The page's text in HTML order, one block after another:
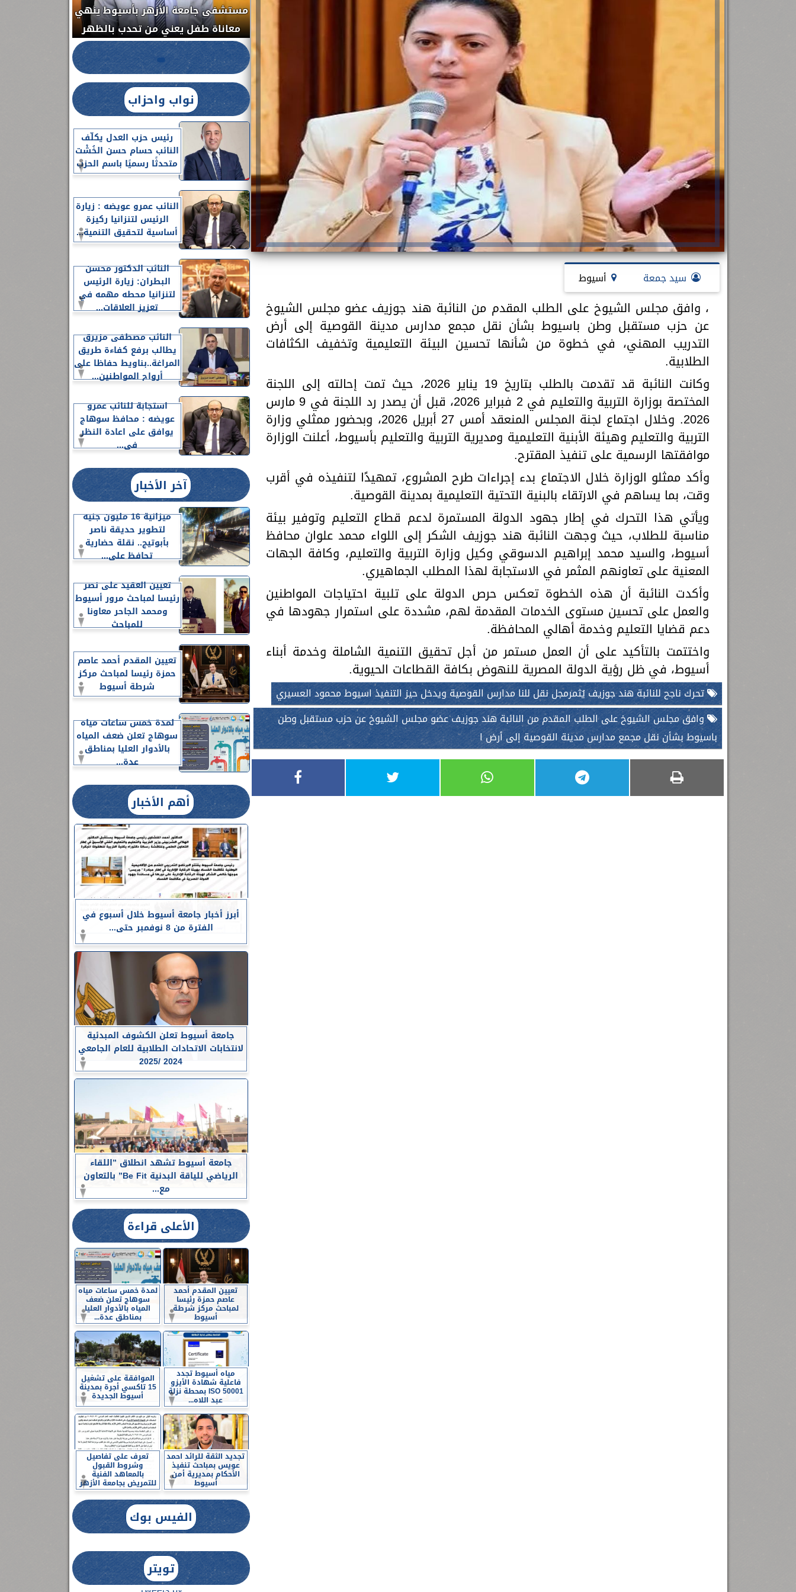
سيد جمعة أسيوط
، وافق مجلس الشيوخ على الطلب المقدم من النائبة هند جوزيف عضو مجلس الشيوخ
عن حزب مستقبل وطن باسيوط بشأن نقل مجمع مدارس مدينة القوصية إلى أرض
التدريب المهني، في خطوة من شأنها تحسين البيئة التعليمية وتخفيف الكثافات
الطلابية.
وكانت النائبة قد تقدمت بالطلب بتاريخ 19 يناير 2026، حيث تمت إحالته إلى اللجنة
المختصة بوزارة التربية والتعليم في 2 فبراير 2026، قبل أن يصدر رد اللجنة في 9 مارس
2026. وخلال اجتماع لجنة المجلس المنعقد أمس 27 أبريل 2026، وبحضور ممثلي وزارة
التربية والتعليم وهيئة الأبنية التعليمية ومديرية التربية والتعليم بأسيوط، أعلنت الوزارة
موافقتها الرسمية على تنفيذ المقترح.
وأكد ممثلو الوزارة خلال الاجتماع بدء إجراءات طرح المشروع، تمهيدًا لتنفيذه في أقرب
وقت، بما يساهم في الارتقاء بالبنية التحتية التعليمية بمدينة القوصية.
ويأتي هذا التحرك في إطار جهود الدولة المستمرة لدعم قطاع التعليم وتوفير بيئة
مناسبة للطلاب، حيث وجهت النائبة هند جوزيف الشكر إلى اللواء محمد علوان محافظ
أسيوط، والسيد محمد إبراهيم الدسوقي وكيل وزارة التربية والتعليم، وكافة الجهات
المعنية على تعاونهم المثمر في الاستجابة لهذا المطلب الجماهيري.
وأكدت النائبة أن هذه الخطوة تعكس حرص الدولة على تلبية احتياجات المواطنين
والعمل على تحسين مستوى الخدمات المقدمة لهم، مشددة على استمرار جهودها في
دعم قضايا التعليم وخدمة أهالي المحافظة.
واختتمت بالتأكيد على أن العمل مستمر من أجل تحقيق التنمية الشاملة وخدمة أبناء
أسيوط، في ظل رؤية الدولة المصرية للنهوض بكافة القطاعات الحيوية.
تحرك ناجح للنائبة هند جوزيف يُثمرمجل نقل للنا مدارس القوصية ويدخل حيز التنفيذ اسيوط محمود العسيري
وافق مجلس الشيوخ على الطلب المقدم من النائبة هند جوزيف عضو مجلس الشيوخ عن حزب مستقبل وطن
باسيوط بشأن نقل مجمع مدارس مدينة القوصية إلى أرض ا
مستشفى جامعة الأزهر بأسيوط ينهي
معاناة طفل يعني من تحدب بالظهر
الدواء المصرية يشن حملة رقابية مكبرة
لضبط المنشآت الطبية المخالفة
والحنجرة ينجح في استئصال ورم خبيث
من...
نواب واحزاب
رئيس حزب العدل يكلّف
النائب حسام حسن الخُشْت
متحدثًا رسميًا باسم الحزب
النائب عمرو عويضه : زيارة
الرئيس لتنزانيا ركيزة
أساسية لتحقيق التنمية...
النائب الدكتور محسن
البطران: زيارة الرئيس
لتنزانيا محطه مهمه في
تعزيز العلاقات...
النائب مصطفى مزيرق
يطالب برفع كفاءة طريق
المراغة..بناويط حفاظا على
أرواح المواطنين...
استجابة للنائب عمرو
عويضه : محافظ سوهاج
يوافق على اعادة النظر
فى...
آخر الأخبار
ميزانية 16 مليون جنيه
لتطوير حديقة ناصر
بأبوتيج.. نقلة حضارية
تحافظ على...
تعيين العقيد على نصر
رئيسا لمباحث مرور أسيوط
ومحمد الجاحر معاونا
للمباحث
تعيين المقدم أحمد عاصم
حمزة رئيسا لمباحث مركز
شرطة أسيوط
لمدة خمس ساعات مياه
سوهاج تعلن ضعف المياه
بالأدوار العليا بمناطق
عدة...
أهم الأخبار
أبرز أخبار جامعة أسيوط خلال أسبوع في
الفترة من 8 نوفمبر حتى...
جامعة أسيوط تعلن الكشوف المبدئية
لانتخابات الاتحادات الطلابية للعام الجامعي
2024 /2025
جامعة أسيوط تشهد انطلاق ”اللقاء
الرياضي للياقة البدنية Be Fit” بالتعاون
مع...
الأعلى قراءة
تعيين المقدم أحمد
عاصم حمزة رئيسا
لمباحث مركز شرطة
أسيوط
لمدة خمس ساعات مياه
سوهاج تعلن ضعف
المياه بالأدوار العليا
بمناطق عدة...
مياه أسيوط تجدد
فاعلية شهادة الأيزو
ISO 50001 بمحطة نزلة
عبد اللاه...
الموافقة على تشغيل
15 تاكسي أجرة بمدينة
أسيوط الجديدة
تجديد الثقة للرائد احمد
عويس بمباحث تنفيذ
الأحكام بمديرية أمن
أسيوط
تعرف على تفاصيل
وشروط القبول
بالمعاهد الفنية
للتمريض بجامعة الأزهر
الفيس بوك
تويتر